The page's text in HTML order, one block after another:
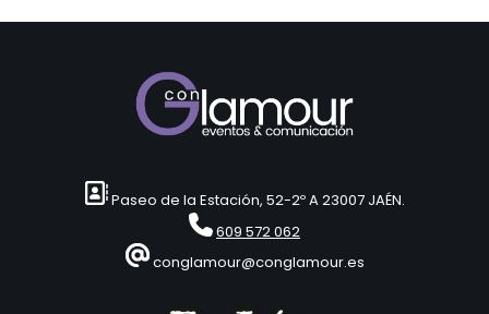
Paseo de la Estación, 52-2º A 23007 JAÉN.
609 572 062
conglamour@conglamour.es